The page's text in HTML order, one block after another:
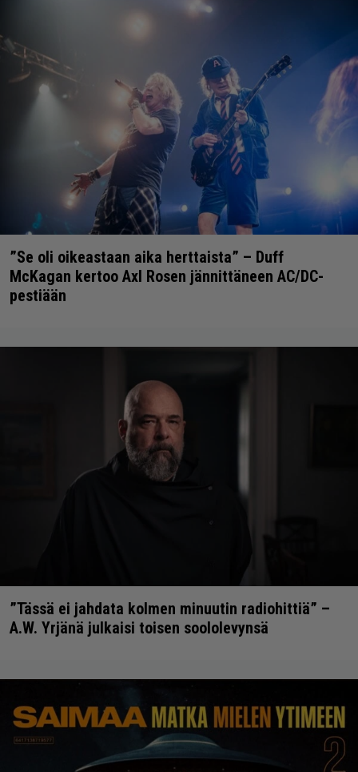
”Se oli oikeastaan aika herttaista” – Duff
McKagan kertoo Axl Rosen jännittäneen AC/DC-
pestiään
”Tässä ei jahdata kolmen minuutin radiohittiä” –
A.W. Yrjänä julkaisi toisen soololevynsä